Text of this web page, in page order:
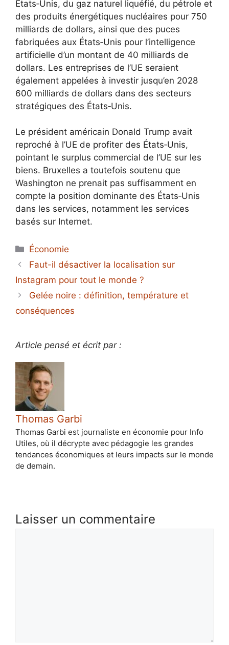
États‑Unis, du gaz naturel liquéfié, du pétrole et
des produits énergétiques nucléaires pour 750
milliards de dollars, ainsi que des puces
fabriquées aux États‑Unis pour l’intelligence
artificielle d’un montant de 40 milliards de
dollars. Les entreprises de l’UE seraient
également appelées à investir jusqu’en 2028
600 milliards de dollars dans des secteurs
stratégiques des États‑Unis.
Le président américain Donald Trump avait
reproché à l’UE de profiter des États‑Unis,
pointant le surplus commercial de l’UE sur les
biens. Bruxelles a toutefois soutenu que
Washington ne prenait pas suffisamment en
compte la position dominante des États‑Unis
dans les services, notamment les services
basés sur Internet.
Catégories
Économie
Faut-il désactiver la localisation sur
Instagram pour tout le monde ?
Gelée noire : définition, température et
conséquences
Article pensé et écrit par :
Thomas Garbi
Thomas Garbi est journaliste en économie pour Info
Utiles, où il décrypte avec pédagogie les grandes
tendances économiques et leurs impacts sur le monde
de demain.
Laisser un commentaire